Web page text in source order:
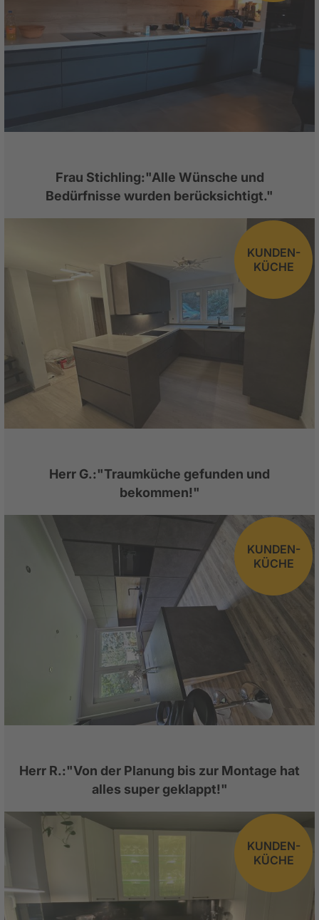
Frau Stichling:"Alle Wünsche und
Bedürfnisse wurden berücksichtigt."
KUNDEN-
KÜCHE
Herr G.:"Traumküche gefunden und
bekommen!"
KUNDEN-
KÜCHE
Herr R.:"Von der Planung bis zur Montage hat
alles super geklappt!"
KUNDEN-
KÜCHE